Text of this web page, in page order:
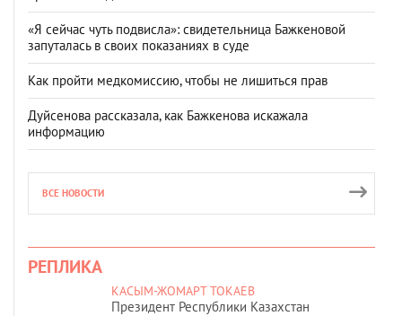
«Я сейчас чуть подвисла»: свидетельница Бажкеновой
запуталась в своих показаниях в суде
Как пройти медкомиссию, чтобы не лишиться прав
Дуйсенова рассказала, как Бажкенова искажала
информацию
ВСЕ НОВОСТИ
РЕПЛИКА
КАСЫМ-ЖОМАРТ ТОКАЕВ
Президент Республики Казахстан